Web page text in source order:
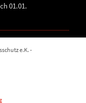
01.01.
e.K. -